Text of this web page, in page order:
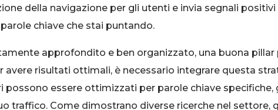
della navigazione per gli utenti e invia segnali
chiave che stai puntando.
approfondito e ben organizzato, una buona
risultati ottimali, è necessario integrare questa
possono essere ottimizzati per parole chiave
traffico. Come dimostrano diverse ricerche nel